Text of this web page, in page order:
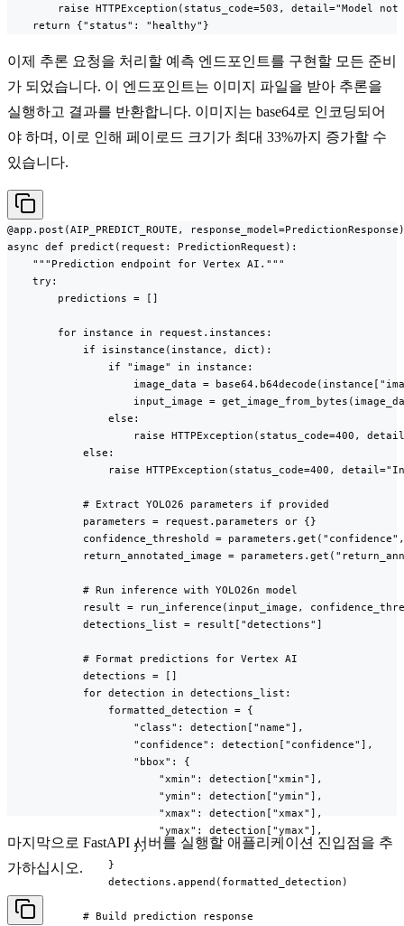
raise HTTPException(status_code=503, detail="Model not
    return {"status": "healthy"}
이제 추론 요청을 처리할 예측 엔드포인트를 구현할 모든 준비
가 되었습니다. 이 엔드포인트는 이미지 파일을 받아 추론을
실행하고 결과를 반환합니다. 이미지는 base64로 인코딩되어
야 하며, 이로 인해 페이로드 크기가 최대 33%까지 증가할 수
있습니다.
@app.post(AIP_PREDICT_ROUTE, response_model=PredictionResponse)
async def predict(request: PredictionRequest):
    """Prediction endpoint for Vertex AI."""
    try:
        predictions = []
        for instance in request.instances:
            if isinstance(instance, dict):
                if "image" in instance:
image_data =
input_image =
                else:
raise HTTPException(status_code=400,
            else:
raise HTTPException(status_code=400,
            # Extract YOLO26 parameters if provided
            parameters = request.parameters or {}
confidence_threshold =
return_annotated_image =
            # Run inference with YOLO26n model
result = run_inference(input_image,
            detections_list = result["detections"]
            # Format predictions for Vertex AI
            detections = []
            for detection in detections_list:
                formatted_detection = {
                    "class": detection["name"],
                    "confidence": detection["confidence"],
                    "bbox": {
                        "xmin": detection["xmin"],
                        "ymin": detection["ymin"],
                        "xmax": detection["xmax"],
                        "ymax": detection["ymax"],
                    },
                }
                detections.append(formatted_detection)
            # Build prediction response
마지막으로 FastAPI 서버를 실행할 애플리케이션 진입점을 추
가하십시오.